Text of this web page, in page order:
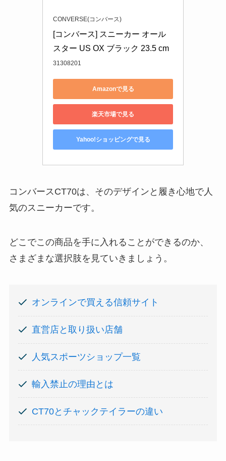
CONVERSE(コンバース)
[コンバース] スニーカー オール
スター US OX ブラック 23.5 cm
31308201
Amazonで見る
楽天市場で見る
Yahoo!ショッピングで見る
コンバースCT70は、そのデザインと履き心地で人
気のスニーカーです。
どこでこの商品を手に入れることができるのか、
さまざまな選択肢を見ていきましょう。
オンラインで買える信頼サイト
直営店と取り扱い店舗
人気スポーツショップ一覧
輸入禁止の理由とは
CT70とチャックテイラーの違い